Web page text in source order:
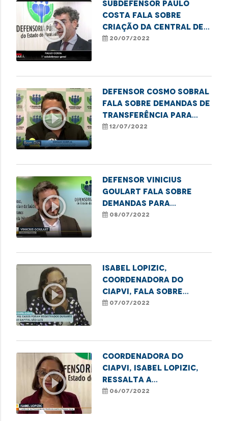
play_circle_outline
Subdefensor Paulo
Costa fala sobre
criação da Central de
Regulação de Vagas
20/07/2022
play_circle_outline
Defensor Cosmo Sobral
fala sobre demandas de
transferência para
leitos de UTI
12/07/2022
play_circle_outline
Defensor Vinicius
Goulart fala sobre
demandas para
transferência para
08/07/2022
play_circle_outline
Isabel Lopizic,
coordenadora do
Ciapvi, fala sobre
casos de violência
07/07/2022
play_circle_outline
Coordenadora do
Ciapvi, Isabel Lopizic,
ressalta a
subnotificação dos
06/07/2022